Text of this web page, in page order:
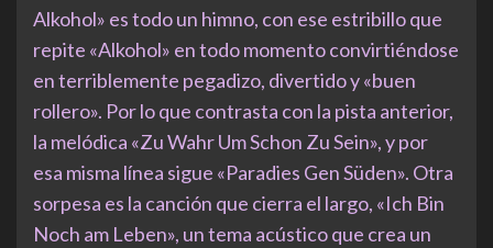
Alkohol» es todo un himno, con ese estribillo que
repite «Alkohol» en todo momento convirtiéndose
en terriblemente pegadizo, divertido y «buen
rollero». Por lo que contrasta con la pista anterior,
la melódica «Zu Wahr Um Schon Zu Sein», y por
esa misma línea sigue «Paradies Gen Süden». Otra
sorpesa es la canción que cierra el largo, «Ich Bin
Noch am Leben», un tema acústico que crea un